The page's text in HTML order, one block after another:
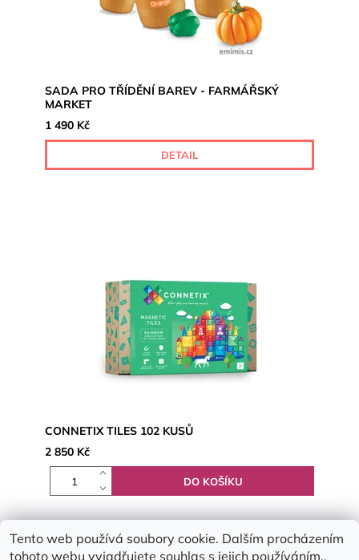
SADA PRO TŘÍDĚNÍ BAREV - FARMÁŘSKÝ
MARKET
1 490 Kč
DETAIL
CONNETIX TILES 102 KUSŮ
2 850 Kč
Tento web používá soubory cookie. Dalším procházením
tohoto webu vyjadřujete souhlas s jejich používáním..